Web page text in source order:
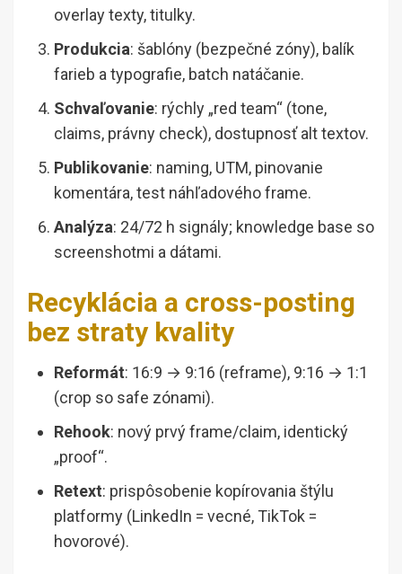
overlay texty, titulky.
Produkcia: šablóny (bezpečné zóny), balík
farieb a typografie, batch natáčanie.
Schvaľovanie: rýchly „red team“ (tone,
claims, právny check), dostupnosť alt textov.
Publikovanie: naming, UTM, pinovanie
komentára, test náhľadového frame.
Analýza: 24/72 h signály; knowledge base so
screenshotmi a dátami.
Recyklácia a cross-posting
bez straty kvality
Reformát: 16:9 → 9:16 (reframe), 9:16 → 1:1
(crop so safe zónami).
Rehook: nový prvý frame/claim, identický
„proof“.
Retext: prispôsobenie kopírovania štýlu
platformy (LinkedIn = vecné, TikTok =
hovorové).